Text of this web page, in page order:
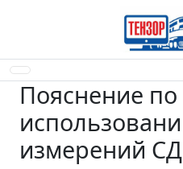
Пояснение по
измерений